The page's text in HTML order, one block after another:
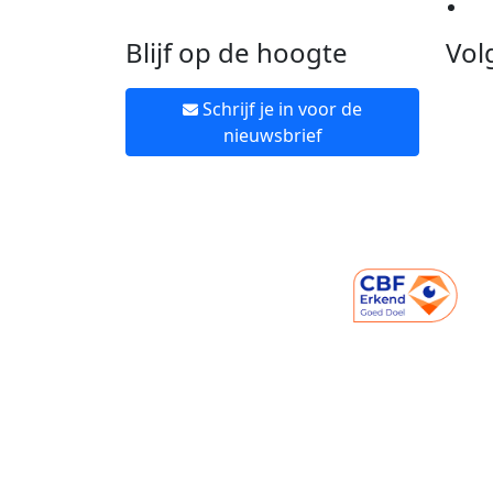
Blijf op de hoogte
Schrijf je in voor de
nieuwsbrief